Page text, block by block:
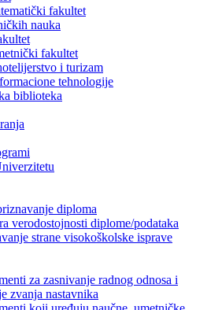
fakultet
nauka
fakultet
i turizam
tehnologije
biblioteka
diploma
verodostojnosti diplome/podataka
strane visokoškolske isprave
za zasnivanje radnog odnosa i
zvanja nastavnika